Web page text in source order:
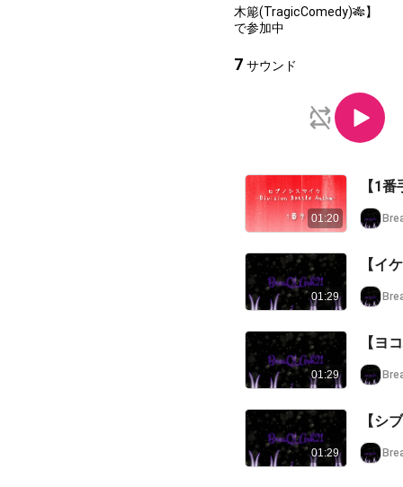
木簓(TragicComedy)‪🎋‬】
で参加中
7 サウンド
01:20
【1
01:29
【イ
01:29
【ヨ
01:29
【シ